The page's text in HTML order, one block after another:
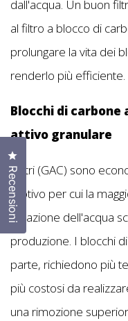
dall'acqua. Un buon
al filtro a blocco di
prolungare la vita dei
renderlo più efficiente.
Blocchi di carbone
attivo granulare
I filtri (GAC) sono
motivo per cui la
filtrazione dell'acqua
produzione. I blocchi
parte, richiedono più
più costosi da
una rimozione
Recensioni
Clicca per aprire la